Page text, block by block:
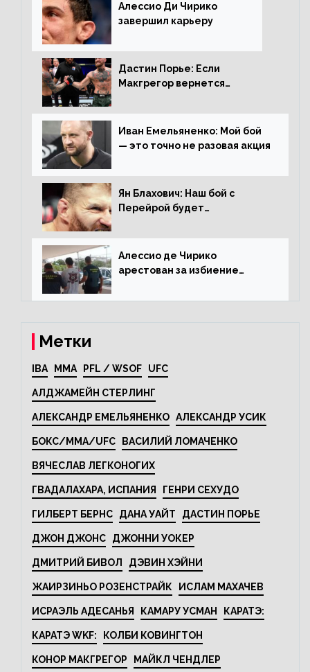
Алессио Ди Чирико
завершил карьеру
Дастин Порье: Если
Макгрегор вернется
раунда на Чендлера
Иван Емельяненко: Мой бой
— это точно не разовая акция
Ян Блахович: Наш бой с
Перейрой будет
Алессио де Чирико
арестован за избиение
Метки
IBA MMA PFL / WSOF UFC
АЛДЖАМЕЙН СТЕРЛИНГ
АЛЕКСАНДР ЕМЕЛЬЯНЕНКО АЛЕКСАНДР УСИК
БОКС/MMA/UFC ВАСИЛИЙ ЛОМАЧЕНКО
ВЯЧЕСЛАВ ЛЕГКОНОГИХ
ГВАДАЛАХАРА, ИСПАНИЯ ГЕНРИ СЕХУДО
ГИЛБЕРТ БЕРНС ДАНА УАЙТ ДАСТИН ПОРЬЕ
ДЖОН ДЖОНС ДЖОННИ УОКЕР
ДМИТРИЙ БИВОЛ ДЭВИН ХЭЙНИ
ЖАИРЗИНЬО РОЗЕНСТРАЙК ИСЛАМ МАХАЧЕВ
ИСРАЭЛЬ АДЕСАНЬЯ КАМАРУ УСМАН КАРАТЭ:
КАРАТЭ WKF: КОЛБИ КОВИНГТОН
КОНОР МАКГРЕГОР МАЙКЛ ЧЕНДЛЕР